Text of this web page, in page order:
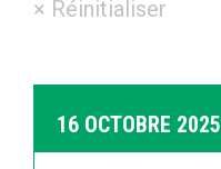
16 OCTOBRE 2025